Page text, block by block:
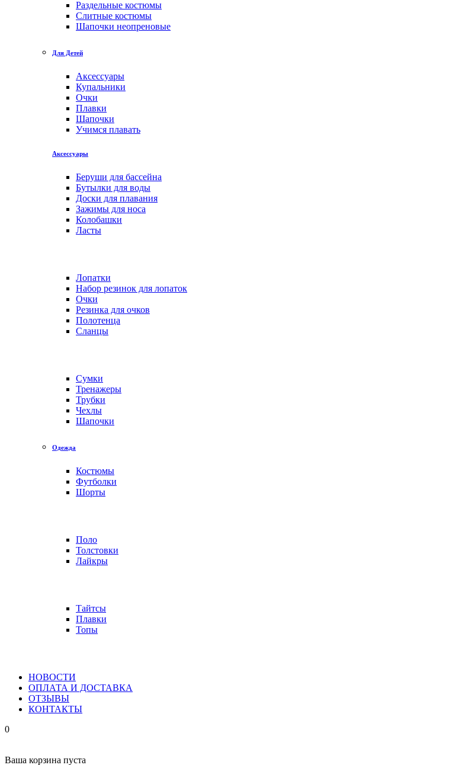
Раздельные костюмы
Слитные костюмы
Шапочки неопреновые
Для Детей
Аксессуары
Купальники
Очки
Плавки
Шапочки
Учимся плавать
Аксессуары
Беруши для бассейна
Бутылки для воды
Доски для плавания
Зажимы для носа
Колобашки
Ласты
Лопатки
Набор резинок для лопаток
Очки
Резинка для очков
Полотенца
Сланцы
Сумки
Тренажеры
Трубки
Чехлы
Шапочки
Одежда
Костюмы
Футболки
Шорты
Поло
Толстовки
Лайкры
Тайтсы
Плавки
Топы
НОВОСТИ
ОПЛАТА И ДОСТАВКА
ОТЗЫВЫ
КОНТАКТЫ
0
Ваша корзина пуста